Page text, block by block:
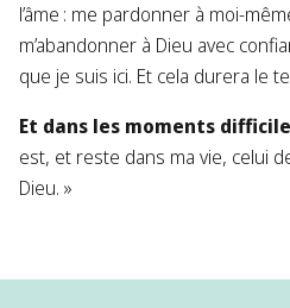
l’âme : me pardonner à moi-
m’abandonner à Dieu avec
que je suis ici. Et cela durera le
Et dans les moments
est, et reste dans ma vie, celui
Dieu. »